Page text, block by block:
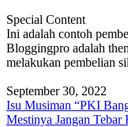
Special Content
Ini adalah contoh
Bloggingpro adalah
melakukan pembelian
September 30, 2022
Isu Musiman “PKI
Mestinya Jangan Tebar